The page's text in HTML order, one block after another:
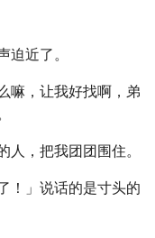
迫近了。
嘛，让我好找啊，弟
，把我团团围住。
！」说话的是寸头的